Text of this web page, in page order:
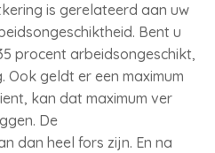
is gerelateerd aan uw
Bent u
procent arbeidsongeschikt,
geldt er een maximum
kan dat maximum ver
De
dan heel fors zijn. En na